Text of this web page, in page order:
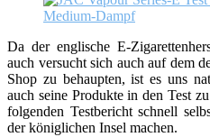
Da der englische E-
auch versucht sich auch auf dem
Shop zu behaupten, ist es uns
auch seine Produkte in den Test
folgenden Testbericht schnell
der königlichen Insel machen.